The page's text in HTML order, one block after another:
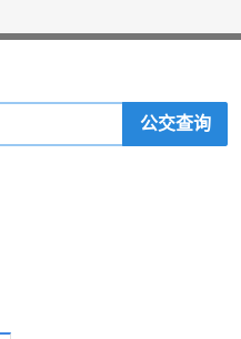
公交查询